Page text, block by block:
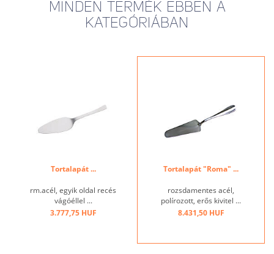
MINDEN TERMÉK EBBEN A
KATEGÓRIÁBAN
Tortalapát ...
rm.acél, egyik oldal recés
vágóéllel ...
3.777,75 HUF
Tortalapát "Roma" ...
rozsdamentes acél,
polírozott, erős kivitel ...
8.431,50 HUF